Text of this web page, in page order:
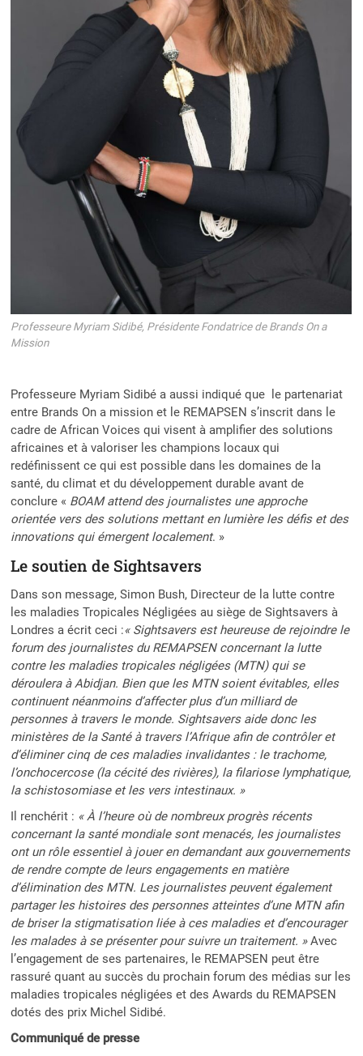
Professeure Myriam Sidibé, Présidente Fondatrice de Brands On a
Mission
Professeure Myriam Sidibé a aussi indiqué que le partenariat
entre Brands On a mission et le REMAPSEN s’inscrit dans le
cadre de African Voices qui visent à amplifier des solutions
africaines et à valoriser les champions locaux qui
redéfinissent ce qui est possible dans les domaines de la
santé, du climat et du développement durable avant de
conclure « BOAM attend des journalistes une approche
orientée vers des solutions mettant en lumière les défis et des
innovations qui émergent localement. »
Le soutien de Sightsavers
Dans son message, Simon Bush, Directeur de la lutte contre
les maladies Tropicales Négligées au siège de Sightsavers à
Londres a écrit ceci :« Sightsavers est heureuse de rejoindre le
forum des journalistes du REMAPSEN concernant la lutte
contre les maladies tropicales négligées (MTN) qui se
déroulera à Abidjan. Bien que les MTN soient évitables, elles
continuent néanmoins d’affecter plus d’un milliard de
personnes à travers le monde. Sightsavers aide donc les
ministères de la Santé à travers l’Afrique afin de contrôler et
d’éliminer cinq de ces maladies invalidantes : le trachome,
l’onchocercose (la cécité des rivières), la filariose lymphatique,
la schistosomiase et les vers intestinaux. »
Il renchérit : « À l’heure où de nombreux progrès récents
concernant la santé mondiale sont menacés, les journalistes
ont un rôle essentiel à jouer en demandant aux gouvernements
de rendre compte de leurs engagements en matière
d’élimination des MTN. Les journalistes peuvent également
partager les histoires des personnes atteintes d’une MTN afin
de briser la stigmatisation liée à ces maladies et d’encourager
les malades à se présenter pour suivre un traitement. »Avec
l’engagement de ses partenaires, le REMAPSEN peut être
rassuré quant au succès du prochain forum des médias sur les
maladies tropicales négligées et des Awards du REMAPSEN
dotés des prix Michel Sidibé.
Communiqué de presse